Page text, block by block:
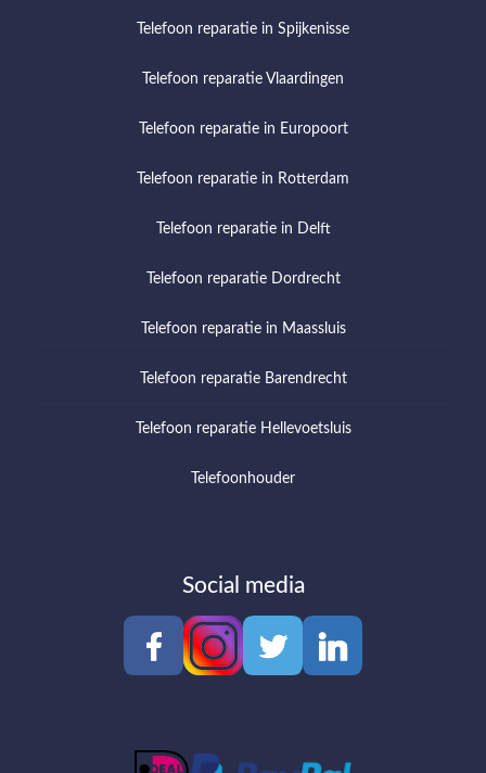
Telefoon reparatie in Spijkenisse
Telefoon reparatie Vlaardingen
Telefoon reparatie in Europoort
Telefoon reparatie in Rotterdam
Telefoon reparatie in Delft
Telefoon reparatie Dordrecht
Telefoon reparatie in Maassluis
Telefoon reparatie Barendrecht
Telefoon reparatie Hellevoetsluis
Telefoonhouder
Social media